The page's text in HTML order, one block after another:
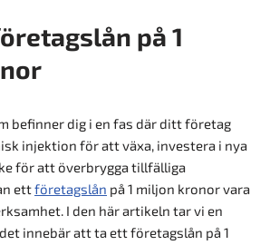
på 1
befinner dig i en fas där ditt företag
injektion för att växa, investera i nya
för att överbrygga tillfälliga
ettföretagslån på 1 miljon kronor vara
I den här artikeln tar vi en
innebär att ta ett företagslån på 1